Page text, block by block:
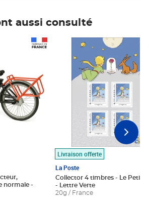
aussi consulté
Livraison offerte
La Poste
Collector 4 timbres - Le Petit
- Lettre Verte
20g / France
Prix 7,50€